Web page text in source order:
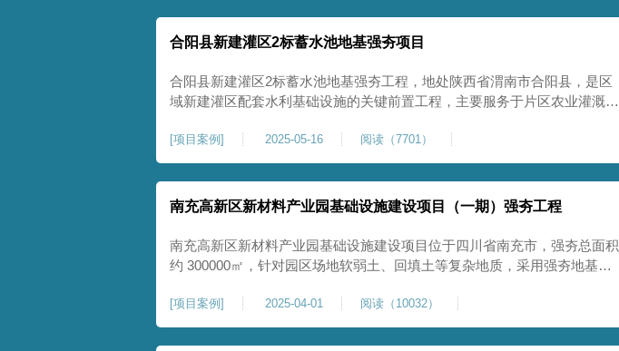
合阳县新建灌区2标蓄水池地基强夯项目
合阳县新建灌区2标蓄水池地基强夯工程，地处陕西省渭南市合阳县，是区
域新建灌区配套水利基础设施的关键前置工程，主要服务于片区农业灌溉蓄
稳定运行。本工程核心施工内容为蓄水池场地地基强夯加固处理，总强夯施
工面积25000㎡，施工完成后场地上部将新
[项目案例 ] 2025-05-16 阅读（7701）
南充高新区新材料产业园基础设施建设项目（一期）强夯工程
南充高新区新材料产业园基础设施建设项目位于四川省南充市，强夯总面积
约 300000㎡，针对园区场地软弱土、回填土等复杂地质，采用强夯地基加
筑牢基础。本项目施工作业面积大，我司将整个场地施工区域合理划分为若
干个区段，分区分段施工，投入强夯设备3
[项目案例 ] 2025-04-01 阅读（10032）